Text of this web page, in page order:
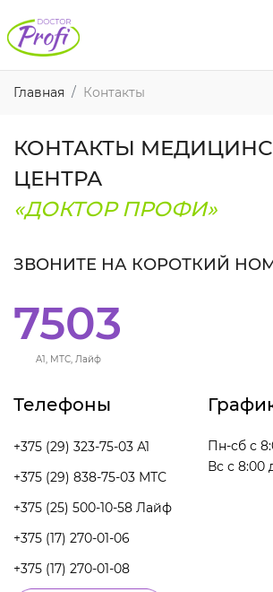
Главная Контакты
КОНТАКТЫ
ЦЕНТРА
«ДОКТОР ПРОФИ»
ЗВОНИТЕ НА КОРОТКИЙ
7503
A1, МТС, Лайф
Телефоны
+375 (29) 323-75-03 А1
+375 (29) 838-75-03 МТС
+375 (25) 500-10-58 Лайф
+375 (17) 270-01-06
+375 (17) 270-01-08
Пн-сб с
Вс с 8:00